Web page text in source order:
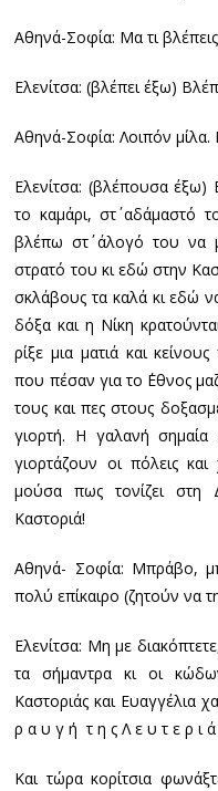
Αθηνά-Σοφία: Μα τι βλέπεις
Ελενίτσα: (βλέπει έξω)
Αθηνά-Σοφία: Λοιπόν μίλα.
Ελενίτσα: (βλέπουσα έξω)
το καμάρι, στ΄ αδάμαστό
βλέπω στ΄ άλογό του να
στρατό του κι εδώ στην
σκλάβους τα καλά κι εδώ
δόξα και η Νίκη
ρίξε μια ματιά και
που πέσαν για το ΄Εθνος
τους και πες στους
γιορτή. Η γαλανή σημαία
γιορτάζουν οι πόλεις
μούσα πως τονίζει
Καστοριά!
Αθηνά- Σοφία: Μπράβο,
πολύ επίκαιρο (ζητούν να
Ελενίτσα: Μη με
τα σήμαντρα κι οι
Καστοριάς και Ευαγγέλια
ρ α υ γ ή τ η ς Λ ε υ τ ε ρ ι ά
Και τώρα κορίτσια